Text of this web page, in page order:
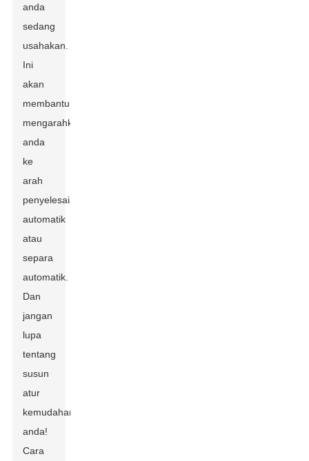
anda
sedang
usahakan.
Ini
akan
membantu
mengarahkan
anda
ke
arah
penyelesaian
automatik
atau
separa
automatik.
Dan
jangan
lupa
tentang
susun
atur
kemudahan
anda!
Cara